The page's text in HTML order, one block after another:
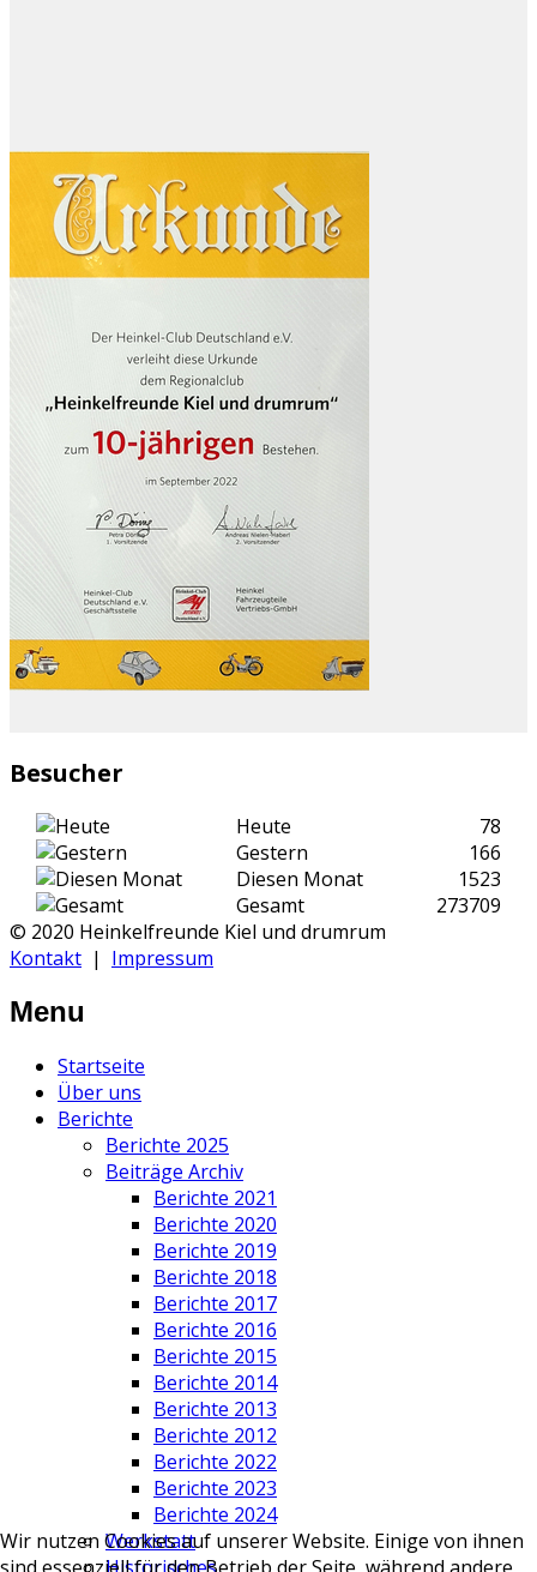
Besucher
Heute
78
Gestern
166
Diesen Monat
1523
Gesamt
273709
© 2020 Heinkelfreunde Kiel und drumrum
Kontakt | Impressum
Menu
Startseite
Über uns
Berichte
Berichte 2025
Beiträge Archiv
Berichte 2021
Berichte 2020
Berichte 2019
Berichte 2018
Berichte 2017
Berichte 2016
Berichte 2015
Berichte 2014
Berichte 2013
Berichte 2012
Berichte 2022
Berichte 2023
Berichte 2024
Werkstatt
Wir nutzen Cookies auf unserer Website. Einige von ihnen